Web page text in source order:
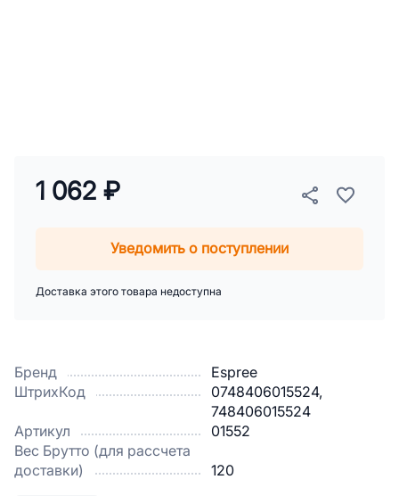
Бренд
Espree
ШтрихКод
0748406015524,
748406015524
Артикул
01552
Вес Брутто (для рассчета
доставки)
120
1 062 ₽
Уведомить о поступлении
Доставка этого товара недоступна